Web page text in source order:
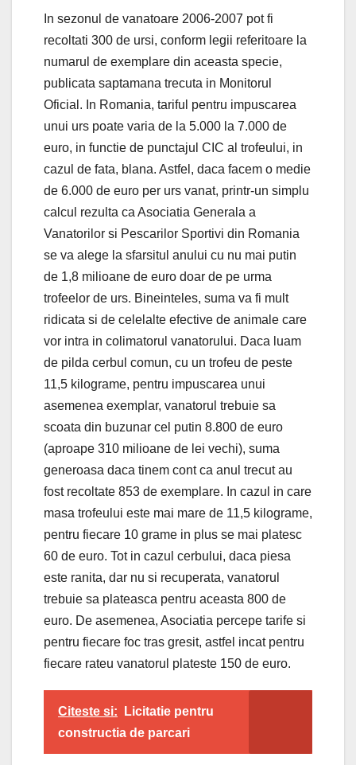
In sezonul de vanatoare 2006-2007 pot fi
recoltati 300 de ursi, conform legii referitoare la
numarul de exemplare din aceasta specie,
publicata saptamana trecuta in Monitorul
Oficial. In Romania, tariful pentru impuscarea
unui urs poate varia de la 5.000 la 7.000 de
euro, in functie de punctajul CIC al trofeului, in
cazul de fata, blana. Astfel, daca facem o medie
de 6.000 de euro per urs vanat, printr-un simplu
calcul rezulta ca Asociatia Generala a
Vanatorilor si Pescarilor Sportivi din Romania
se va alege la sfarsitul anului cu nu mai putin
de 1,8 milioane de euro doar de pe urma
trofeelor de urs. Bineinteles, suma va fi mult
ridicata si de celelalte efective de animale care
vor intra in colimatorul vanatorului. Daca luam
de pilda cerbul comun, cu un trofeu de peste
11,5 kilograme, pentru impuscarea unui
asemenea exemplar, vanatorul trebuie sa
scoata din buzunar cel putin 8.800 de euro
(aproape 310 milioane de lei vechi), suma
generoasa daca tinem cont ca anul trecut au
fost recoltate 853 de exemplare. In cazul in care
masa trofeului este mai mare de 11,5 kilograme,
pentru fiecare 10 grame in plus se mai platesc
60 de euro. Tot in cazul cerbului, daca piesa
este ranita, dar nu si recuperata, vanatorul
trebuie sa plateasca pentru aceasta 800 de
euro. De asemenea, Asociatia percepe tarife si
pentru fiecare foc tras gresit, astfel incat pentru
fiecare rateu vanatorul plateste 150 de euro.
Citeste si:
Licitatie pentru
constructia de parcari